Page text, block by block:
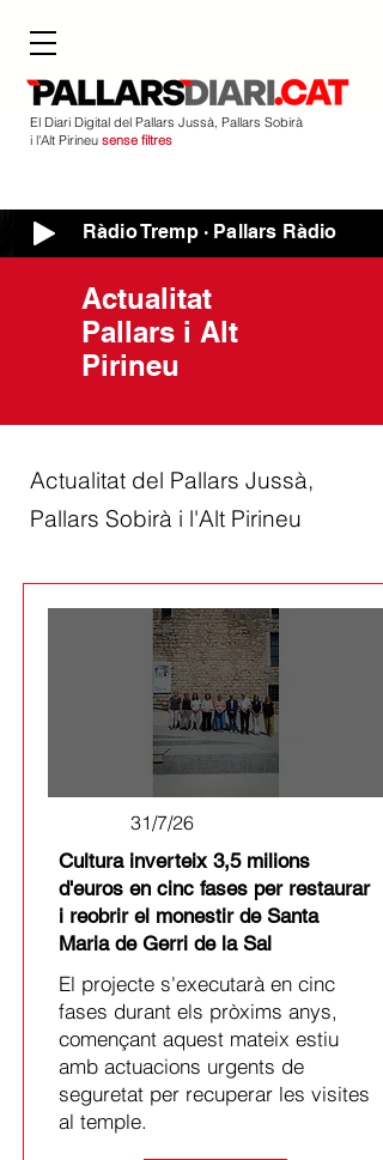
Ràdio Tremp · Pallars Ràdio
El Diari Digital del Pallars Jussà, Pallars Sobirà
i l'Alt Pirineu sense filtres
Actualitat
Pallars i Alt
Pirineu
Actualitat del Pallars Jussà,
Pallars Sobirà i l'Alt Pirineu
31/7/26
Cultura inverteix 3,5 milions
d'euros en cinc fases per restaurar
i reobrir el monestir de Santa
Maria de Gerri de la Sal
El projecte s'executarà en cinc
fases durant els pròxims anys,
començant aquest mateix estiu
amb actuacions urgents de
seguretat per recuperar les visites
al temple.